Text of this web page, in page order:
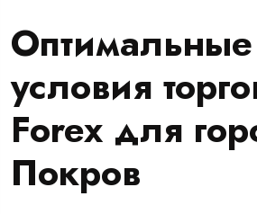
Оптимальные
условия
Forex для
Покров